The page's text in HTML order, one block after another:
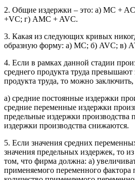
2. Общие издержки – это: а) MC +
+VC; г) AMC + AVC.
3. Какая из следующих кривых
образную форму: а) МС; б) AVC; в)
4. Если в рамках данной стадии
среднего продукта труда превышают
продукта труда, то можно заключить,
а) средние постоянные издержки
средние переменные издержки
предельные издержки производства
издержки производства снижаются.
5. Если значения средних
значения предельных издержек, то
том, что фирма должна: а)
применяемого переменного фактора